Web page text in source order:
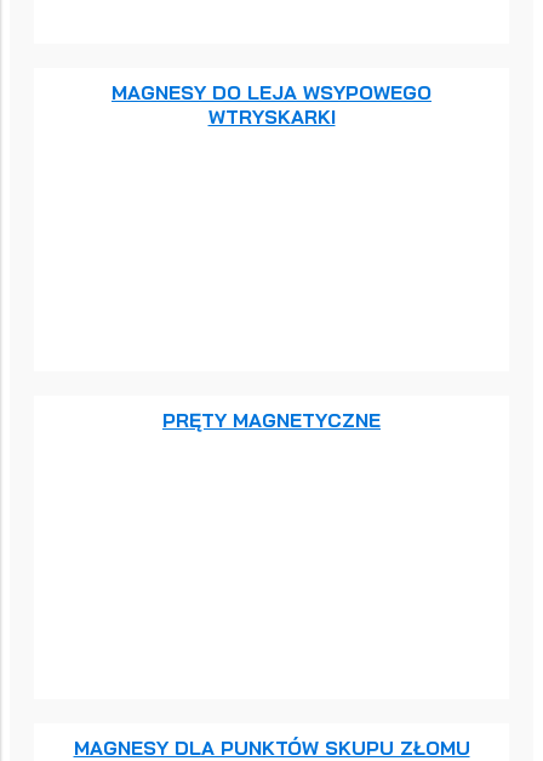
MAGNESY DO LEJA WSYPOWEGO
WTRYSKARKI
PRĘTY MAGNETYCZNE
MAGNESY DLA PUNKTÓW SKUPU ZŁOMU